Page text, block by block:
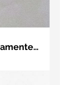
dalla